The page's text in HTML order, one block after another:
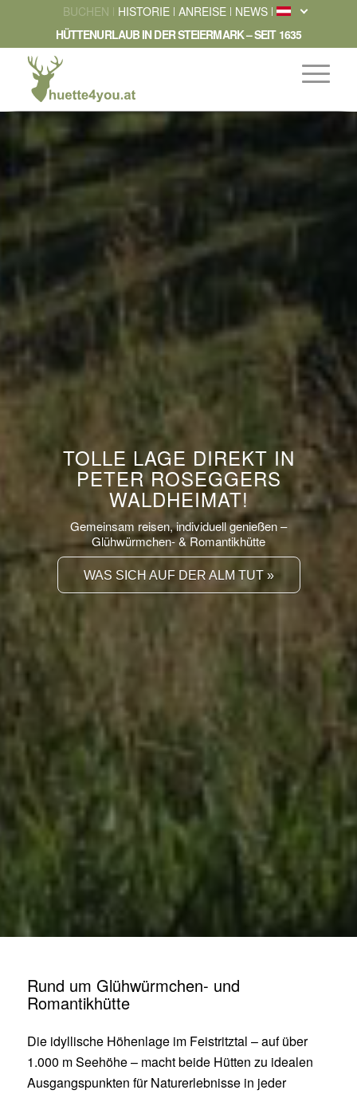
BUCHEN HISTORIE ANREISE NEWS
HÜTTENURLAUB IN DER STEIERMARK – SEIT 1635
TOLLE LAGE DIREKT IN
PETER ROSEGGERS
WALDHEIMAT!
Gemeinsam reisen, individuell genießen –
Glühwürmchen- & Romantikhütte
WAS SICH AUF DER ALM TUT »
Rund um Glühwürmchen- und
Romantikhütte
Die idyllische Höhenlage im Feistritztal – auf über
1.000 m Seehöhe – macht beide Hütten zu idealen
Ausgangspunkten für Naturerlebnisse in jeder